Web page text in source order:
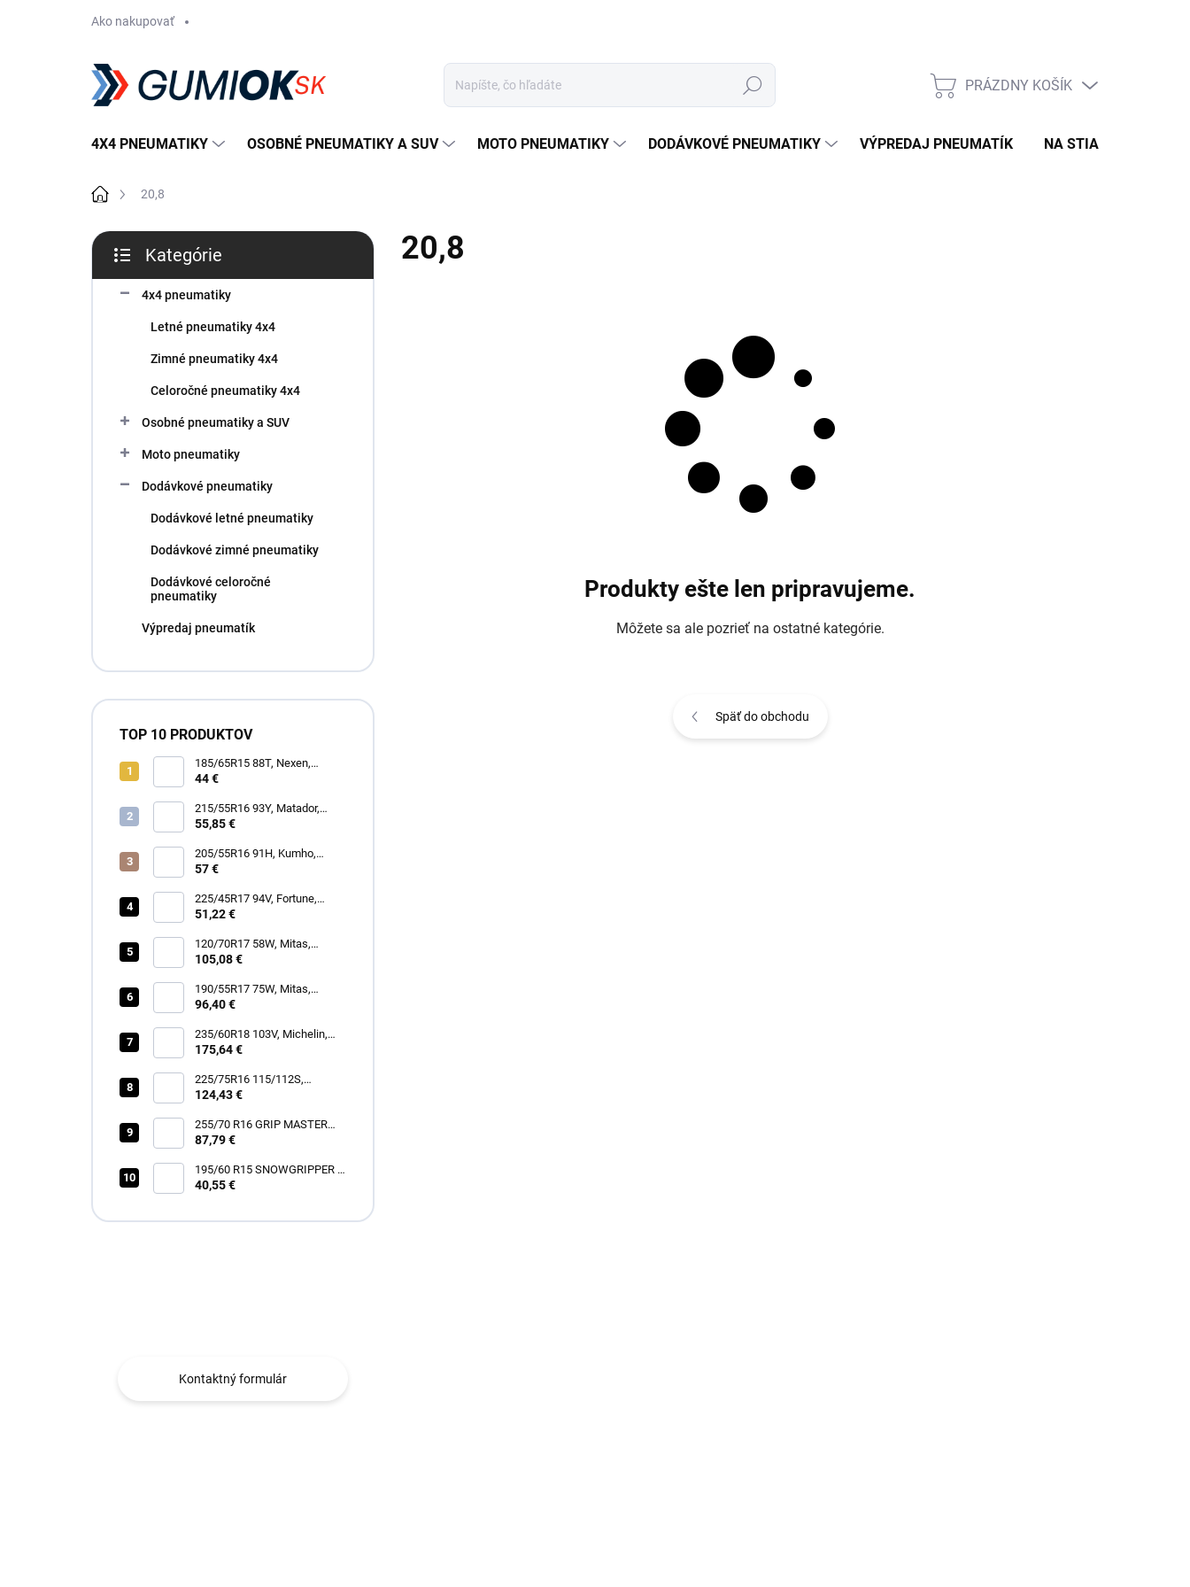
Ako nakupovať
Hľadať
NÁKUPNÝ
PRÁZDNY KOŠÍK
4X4 PNEUMATIKY OSOBNÉ PNEUMATIKY A SUV MOTO PNEUMATIKY DODÁVKOVÉ PNEUMATIKY VÝPREDAJ PNEUMATÍK NA STIAHNUTIE
Domov20,8
B
č
kategórie
Kategórie
4x4 pneumatiky
Letné pneumatiky 4x4
Zimné pneumatiky 4x4
Celoročné pneumatiky 4x4
Osobné pneumatiky a SUV
Moto pneumatiky
Dodávkové pneumatiky
Dodávkové letné pneumatiky
Dodávkové zimné pneumatiky
Dodávkové celoročné
pneumatiky
Výpredaj pneumatík
TOP 10 PRODUKTOV
185/65R15 88T, Nexen,
WINGUARD SNOW G3 WH21
44 €
215/55R16 93Y, Matador,
MP47 HECTORRA 3
55,85 €
205/55R16 91H, Kumho,
WINTERCRAFT WP52+
57 €
225/45R17 94V, Fortune,
SNOWFUN FSR901
51,22 €
120/70R17 58W, Mitas,
SPORTFORCE+
105,08 €
190/55R17 75W, Mitas,
SPORTFORCE+
96,40 €
235/60R18 103V, Michelin,
LATITUDE TOUR HP
175,64 €
225/75R16 115/112S,
Hankook, RF12 DYNAPRO
124,43 €
255/70 R16 GRIP MASTER
C/S [111] H
87,79 €
195/60 R15 SNOWGRIPPER I
[88] H
40,55 €
Kontaktný formulár
20,8
Produkty ešte len pripravujeme.
Môžete sa ale pozrieť na ostatné kategórie.
Späť do obchodu